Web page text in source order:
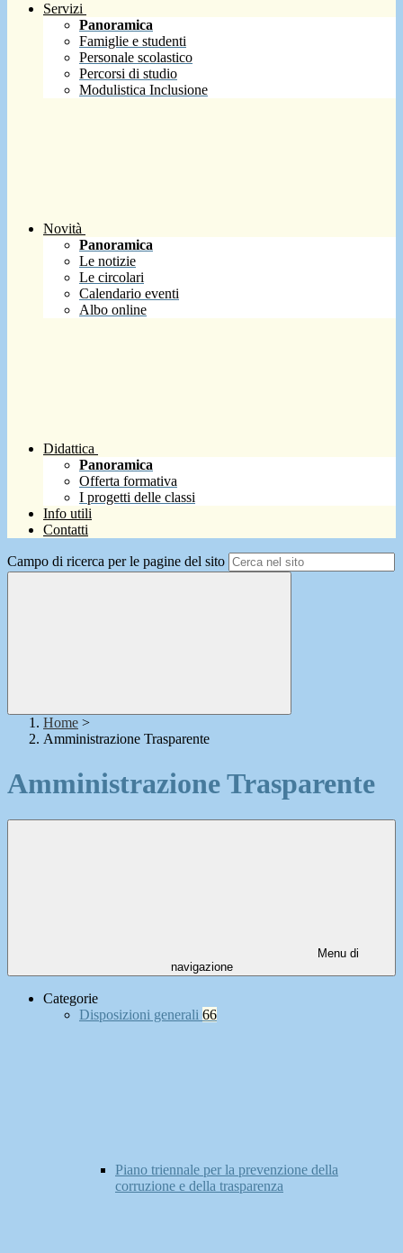
Servizi
Panoramica
Famiglie e studenti
Personale scolastico
Percorsi di studio
Modulistica Inclusione
Novità
Panoramica
Le notizie
Le circolari
Calendario eventi
Albo online
Didattica
Panoramica
Offerta formativa
I progetti delle classi
Info utili
Contatti
Campo di ricerca per le pagine del sito
Home >
Amministrazione Trasparente
Amministrazione Trasparente
Menu di
navigazione
Categorie
Disposizioni generali 66
Piano triennale per la prevenzione della
corruzione e della trasparenza